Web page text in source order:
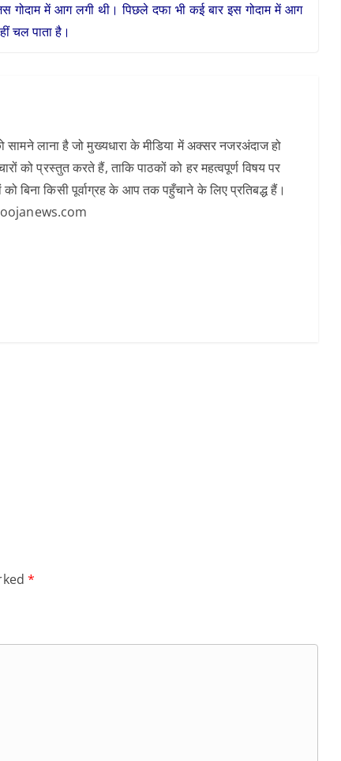
गोदाम में आग लगी थी। पिछले दफा भी कई बार इस गोदाम में आग
चल पाता है।
लाना है जो मुख्यधारा के मीडिया में अक्सर नजरअंदाज हो
को प्रस्तुत करते हैं, ताकि पाठकों को हर महत्वपूर्ण विषय पर
किसी पूर्वाग्रह के आप तक पहुँचाने के लिए प्रतिबद्ध हैं।
*